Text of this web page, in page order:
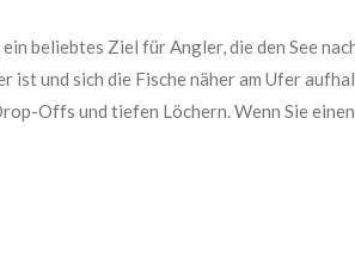
beliebtes Ziel für Angler, die den See
und sich die Fische näher am Ufer
Offs und tiefen Löchern. Wenn Sie